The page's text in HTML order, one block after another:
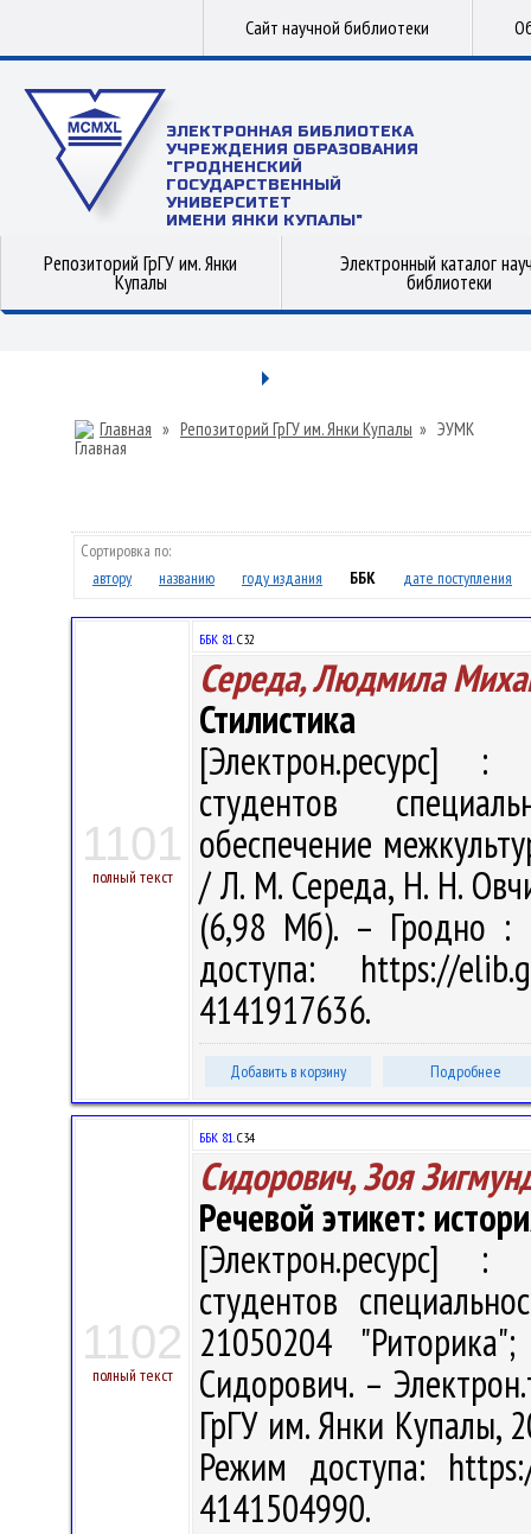
Сайт научной библиотеки
ЭЛЕКТРОННАЯ БИБЛИОТЕКА
УЧРЕЖДЕНИЯ ОБРАЗОВАНИЯ
"ГРОДНЕНСКИЙ
ГОСУДАРСТВЕННЫЙ
УНИВЕРСИТЕТ
ИМЕНИ ЯНКИ КУПАЛЫ"
Репозиторий ГрГУ им. Янки
Купалы
Электронный каталог
библиотеки
Главная » Репозиторий ГрГУ им. Янки Купалы » ЭУМК
Сортировка по:
автору
названию году издания ББК дате поступления
1101
полный текст
ББК 81.С32
Середа, Людмила
Стилистика
[Электрон.ресурс] :
студентов
обеспечение
/ Л. М. Середа, Н. Н.
(6,98 Мб). – Гродно :
доступа: https://
4141917636.
Добавить в корзину Подробнее
1102
полный текст
ББК 81.С34
Сидорович, Зоя
Речевой этикет:
[Электрон.ресурс] :
студентов
21050204
Сидорович. –
ГрГУ им. Янки Купалы,
Режим доступа:
4141504990.